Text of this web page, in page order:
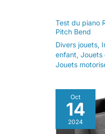
Test du piano
Pitch Bend
Divers jouets,
enfant, Jouets
Jouets
Oct
14
2024